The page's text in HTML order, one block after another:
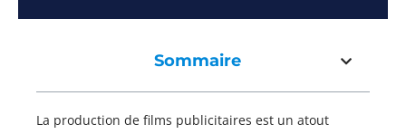
Sommaire
La production de films publicitaires est un atout